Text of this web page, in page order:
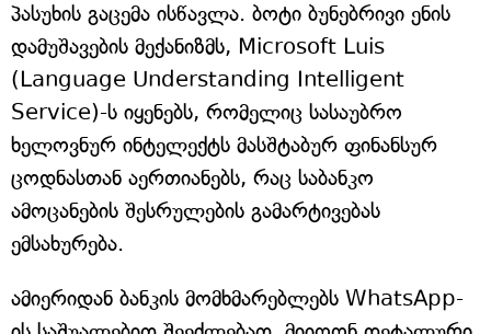
პასუხის გაცემა ისწავლა. ბოტი ბუნებრივი ენის
დამუშავების მექანიზმს, Microsoft Luis
(Language Understanding Intelligent
Service)-ს იყენებს, რომელიც სასაუბრო
ხელოვნურ ინტელექტს მასშტაბურ ფინანსურ
ცოდნასთან აერთიანებს, რაც საბანკო
ამოცანების შესრულების გამარტივებას
ემსახურება.
ამიერიდან ბანკის მომხმარებლებს WhatsApp-